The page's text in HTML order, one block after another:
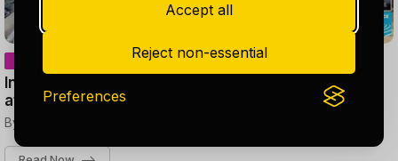
Accept all
Reject non-essential
Preferences
Informe desde Beirut: al menos 12 muertos en
ataque israelí contra edificio de la capital libanesa
By -